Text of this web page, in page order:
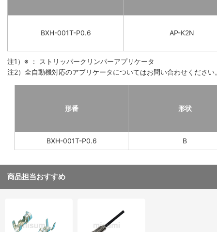
BXH-001T-P0.6 AP-K2N
注1）※ ： ストリッパークリンパーアプリケータ
注2）全自動機対応のアプリケータについてはお問い合わせください
形番 形状
BXH-001T-P0.6 B
商品担当おすすめ